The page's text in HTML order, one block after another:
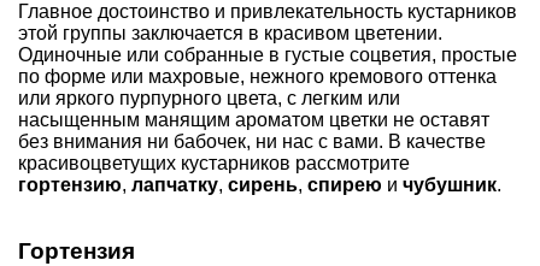
Главное достоинство и привлекательность кустарников
этой группы заключается в красивом цветении.
Одиночные или собранные в густые соцветия, простые
по форме или махровые, нежного кремового оттенка
или яркого пурпурного цвета, с легким или
насыщенным манящим ароматом цветки не оставят
без внимания ни бабочек, ни нас с вами. В качестве
красивоцветущих кустарников рассмотрите
гортензию, лапчатку, сирень, спирею и чубушник.
Гортензия